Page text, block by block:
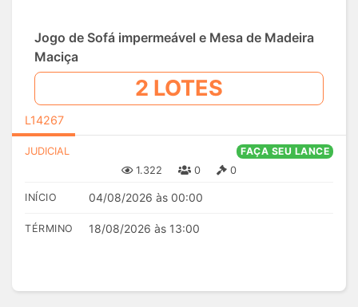
Jogo de Sofá impermeável e Mesa de Madeira
Maciça
2 LOTES
L14267
JUDICIAL
FAÇA SEU LANCE
1.322
0 0
INÍCIO 04/08/2026 às 00:00
TÉRMINO 18/08/2026 às 13:00